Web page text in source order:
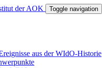
Toggle navigation
aus der WIdO-Historie